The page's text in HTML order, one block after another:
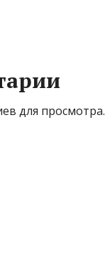
для просмотра.